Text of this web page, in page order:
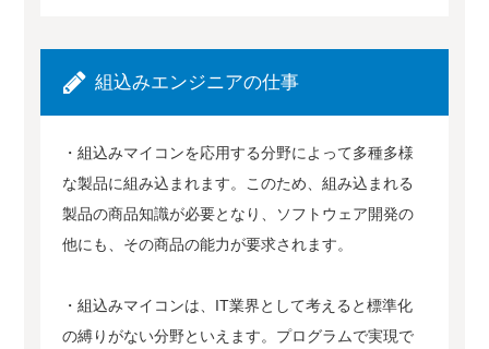
組込みエンジニアの仕事
・組込みマイコンを応用する分野によって多種多様
な製品に組み込まれます。このため、組み込まれる
製品の商品知識が必要となり、ソフトウェア開発の
他にも、その商品の能力が要求されます。
・組込みマイコンは、IT業界として考えると標準化
の縛りがない分野といえます。プログラムで実現で